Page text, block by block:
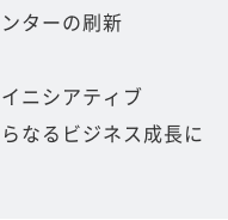
ターの刷新
ニシアティブ
なるビジネス成長に